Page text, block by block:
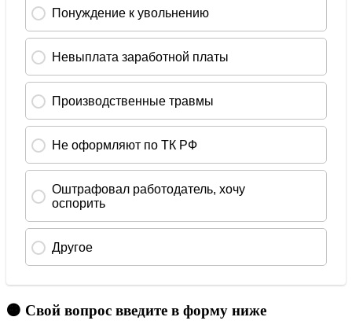
🟠 Свой вопрос введите в форму ниже